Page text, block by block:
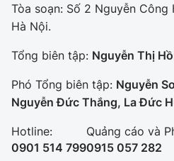
Tòa soạn: Số 2 Nguyễn
Hà Nội.
Tổng biên tập: Nguyễn Thị
Phó Tổng biên tập: Nguyễn
Nguyễn Đức Thắng, La Đức
Hotline:
0901 514 799
Quảng cáo và
0915 057 282